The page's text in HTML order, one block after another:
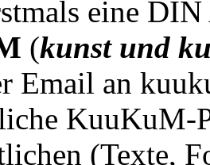
eine
(kunst und
Email an
KuuKuM-
(Texte,